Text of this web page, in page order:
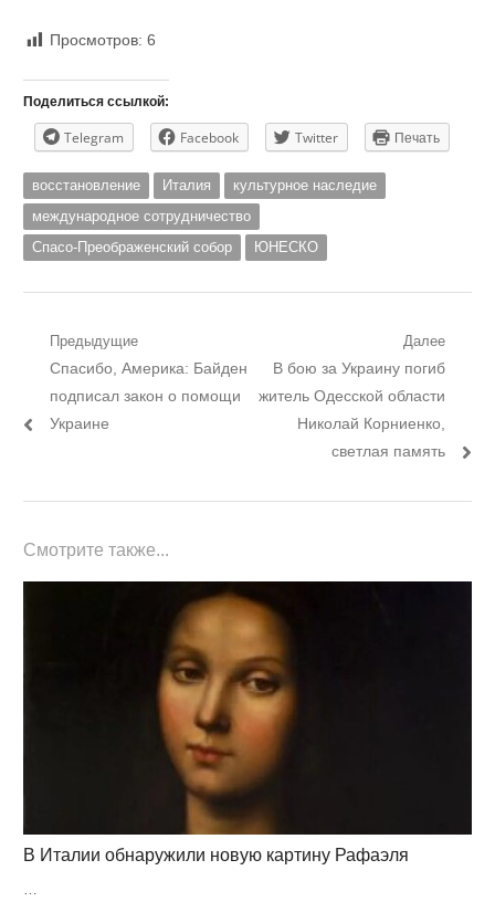
Просмотров: 6
Поделиться ссылкой:
Telegram Facebook Twitter Печать
восстановление Италия
культурное наследие
международное сотрудничество
Спасо-Преображенский собор
ЮНЕСКО
Навигация
записям
Предыдущие
Предыдущий
пост:
Спасибо, Америка: Байден
подписал закон о помощи
Украине
Далее
Следующий
пост:
В бою за Украину погиб
житель Одесской области
Николай Корниенко,
светлая память
Смотрите также...
В Италии обнаружили новую картину Рафаэля